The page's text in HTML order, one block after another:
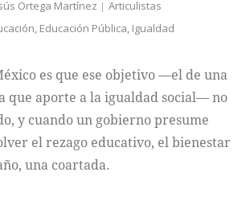
Ortega Martínez
Articulistas
, Educación Pública, Igualdad
es que ese objetivo —el de una
que aporte a la igualdad social— no
y cuando un gobierno presume
el rezago educativo, el bienestar
una coartada.